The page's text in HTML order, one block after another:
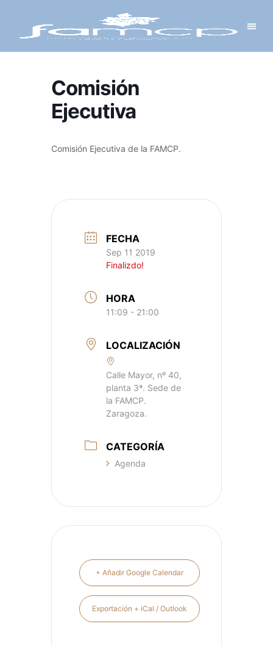
Comisión
Ejecutiva
Comisión Ejecutiva de la FAMCP.
FECHA
Sep 11 2019
Finalizdo!
HORA
11:09 - 21:00
LOCALIZACIÓN
Calle Mayor, nº 40,
planta 3ª. Sede de
la FAMCP.
Zaragoza.
CATEGORÍA
Agenda
+ Añadir Google Calendar
Exportación + iCal / Outlook